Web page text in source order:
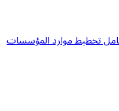
تخطيط موارد المؤسسات